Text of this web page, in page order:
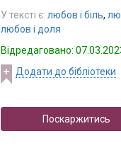
У тексті є: любов і біль,
любов і доля
Відредаговано:
Додати до бібліотеки
Поскаржитись